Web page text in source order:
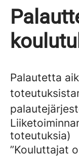
Palautetta
toteutuksia)
”Kouluttajat